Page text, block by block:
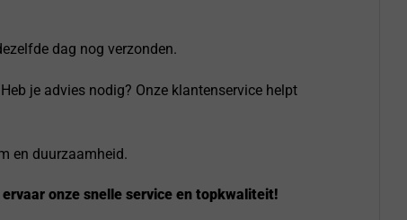
dag nog verzonden.
je advies nodig? Onze klantenservice helpt
en duurzaamheid.
onze snelle service en topkwaliteit!